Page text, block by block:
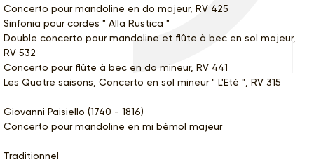
Concerto pour mandoline en do majeur, RV 425
Sinfonia pour cordes " Alla Rustica "
Double concerto pour mandoline et flûte à bec en sol majeur,
RV 532
Concerto pour flûte à bec en do mineur, RV 441
Les Quatre saisons, Concerto en sol mineur " L'Eté ", RV 315
Giovanni Paisiello (1740 - 1816)
Concerto pour mandoline en mi bémol majeur
Traditionnel